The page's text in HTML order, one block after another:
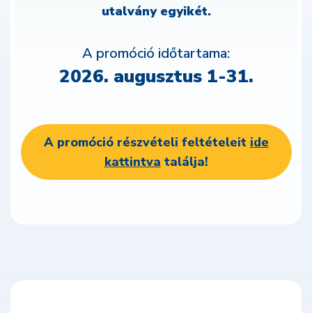
utalvány egyikét.
A promóció időtartama:
2026. augusztus 1-31.
A promóció részvételi feltételeit ide
kattintva találja!